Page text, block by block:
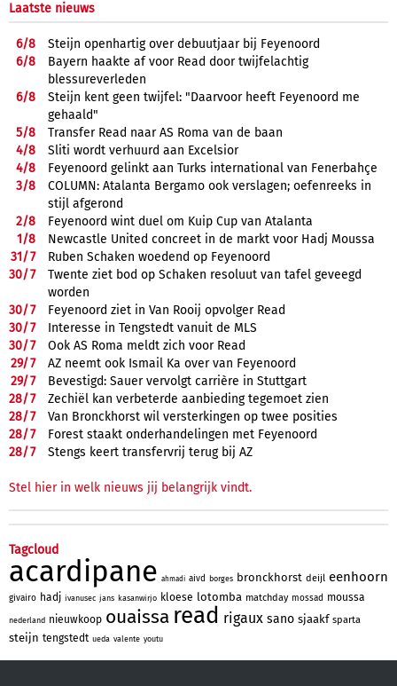
Laatste nieuws
6/8
Steijn openhartig over debuutjaar bij Feyenoord
6/8
Bayern haakte af voor Read door twijfelachtig
blessureverleden
6/8
Steijn kent geen twijfel: "Daarvoor heeft Feyenoord me
gehaald"
5/8
Transfer Read naar AS Roma van de baan
4/8
Sliti wordt verhuurd aan Excelsior
4/8
Feyenoord gelinkt aan Turks international van Fenerbahçe
3/8
COLUMN: Atalanta Bergamo ook verslagen; oefenreeks in
stijl afgerond
2/8
Feyenoord wint duel om Kuip Cup van Atalanta
1/8
Newcastle United concreet in de markt voor Hadj Moussa
31/7
Ruben Schaken woedend op Feyenoord
30/7
Twente ziet bod op Schaken resoluut van tafel geveegd
worden
30/7
Feyenoord ziet in Van Rooij opvolger Read
30/7
Interesse in Tengstedt vanuit de MLS
30/7
Ook AS Roma meldt zich voor Read
29/7
AZ neemt ook Ismail Ka over van Feyenoord
29/7
Bevestigd: Sauer vervolgt carrière in Stuttgart
28/7
Zechiël kan verbeterde aanbieding tegemoet zien
28/7
Van Bronckhorst wil versterkingen op twee posities
28/7
Forest staakt onderhandelingen met Feyenoord
28/7 Stengs keert transfervrij terug bij AZ
Stel hier in welk nieuws jij belangrijk vindt.
Tagcloud
acardipane ahmadi aivd borges bronckhorst deijl eenhoorn
givairo hadj ivanusec jans kasanwirjo kloese lotomba matchday mossad moussa
nederland nieuwkoop ouaissa read rigaux sano sjaakf sparta
steijn tengstedt ueda valente youtu